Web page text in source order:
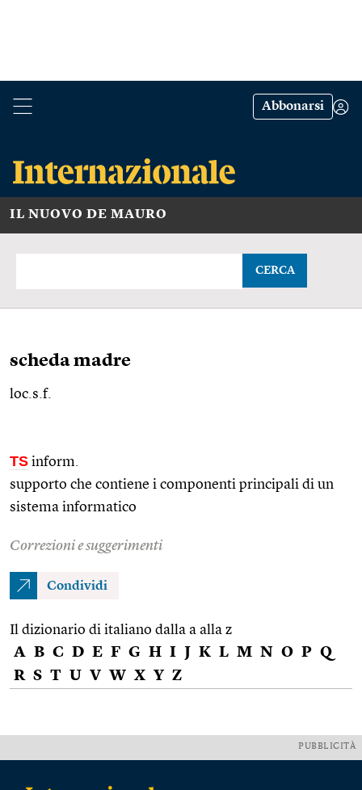
Abbonarsi
IL NUOVO DE MAURO
CERCA
scheda madre
loc.s.f.
TS inform.
supporto che contiene i componenti principali di un
sistema informatico
Correzioni e suggerimenti
Condividi
Il dizionario di italiano dalla a alla z
A B C D E F G H I J K L M N O P Q
R S T U V W X Y Z
PUBBLICITÀ